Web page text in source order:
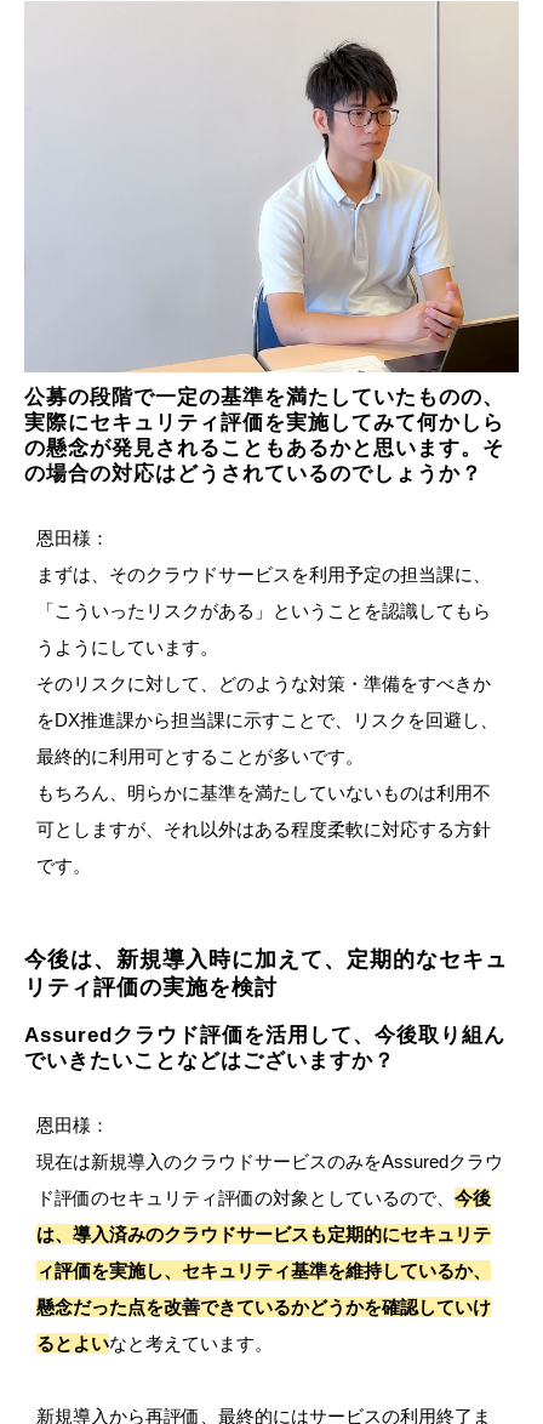
公募の段階で一定の基準を満たしていたものの、
実際にセキュリティ評価を実施してみて何かしら
の懸念が発見されることもあるかと思います。そ
の場合の対応はどうされているのでしょうか？
恩田様：
まずは、そのクラウドサービスを利用予定の担当課に、
「こういったリスクがある」ということを認識してもら
うようにしています。
そのリスクに対して、どのような対策・準備をすべきか
をDX推進課から担当課に示すことで、リスクを回避し、
最終的に利用可とすることが多いです。
もちろん、明らかに基準を満たしていないものは利用不
可としますが、それ以外はある程度柔軟に対応する方針
です。
今後は、新規導入時に加えて、定期的なセキュ
リティ評価の実施を検討
Assuredクラウド評価を活用して、今後取り組ん
でいきたいことなどはございますか？
恩田様：
現在は新規導入のクラウドサービスのみをAssuredクラウ
ド評価のセキュリティ評価の対象としているので、 今後
は、導入済みのクラウドサービスも定期的にセキュリテ
ィ評価を実施し、セキュリティ基準を維持しているか、
懸念だった点を改善できているかどうかを確認していけ
るとよいなと考えています。
新規導入から再評価、最終的にはサービスの利用終了ま